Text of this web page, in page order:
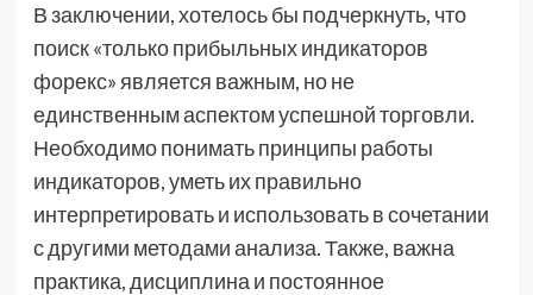
В заключении, хотелось бы подчеркнуть, что
поиск «только прибыльных индикаторов
форекс» является важным, но не
единственным аспектом успешной торговли.
Необходимо понимать принципы работы
индикаторов, уметь их правильно
интерпретировать и использовать в сочетании
с другими методами анализа. Также, важна
практика, дисциплина и постоянное